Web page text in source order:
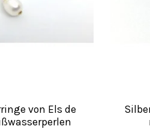
von Els de